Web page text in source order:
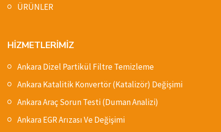
ÜRÜNLER
HİZMETLERİMİZ
Ankara Dizel Partikül Filtre Temizleme
Ankara Katalitik Konvertör (Katalizör) Değişimi
Ankara Araç Sorun Testi (Duman Analizi)
Ankara EGR Arızası Ve Değişimi